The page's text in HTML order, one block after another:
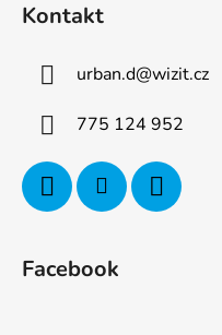
Kontakt
urban.d@wizit.cz
775 124 952
Facebook